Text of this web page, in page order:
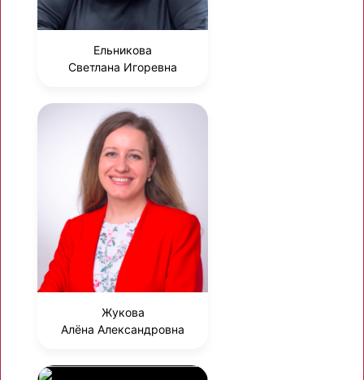
Ельникова
Светлана Игоревна
Жукова
Алёна Александровна